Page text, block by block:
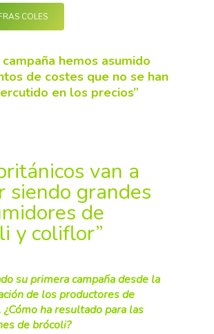
COLES
campaña hemos asumido
de costes que no se han
en los precios”
van a
siendo grandes
de
y coliflor”
su primera campaña desde la
de los productores de
ha resultado para las
de brócoli?